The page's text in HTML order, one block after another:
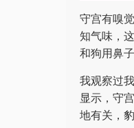
守宫有嗅
知气味，
和狗用鼻
我观察过
显示，守
地有关，